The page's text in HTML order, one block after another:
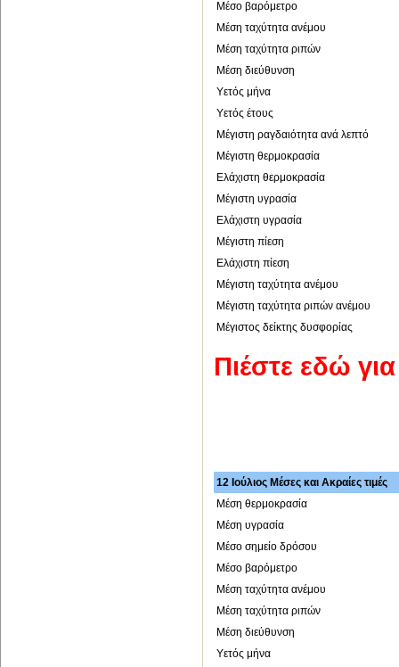
Μέσο βαρόμετρο
Μέση ταχύτητα ανέμου
Μέση ταχύτητα ριπών
Μέση διεύθυνση
Υετός μήνα
Υετός έτους
Μέγιστη ραγδαιότητα ανά λεπτό
Μέγιστη θερμοκρασία
Ελάχιστη θερμοκρασία
Μέγιστη υγρασία
Ελάχιστη υγρασία
Μέγιστη πίεση
Ελάχιστη πίεση
Μέγιστη ταχύτητα ανέμου
Μέγιστη ταχύτητα ριπών ανέμου
Μέγιστος δείκτης δυσφορίας
Πιέστε εδώ
12 Ιούλιος Μέσες και Ακραίες τιμές
Μέση θερμοκρασία
Μέση υγρασία
Μέσο σημείο δρόσου
Μέσο βαρόμετρο
Μέση ταχύτητα ανέμου
Μέση ταχύτητα ριπών
Μέση διεύθυνση
Υετός μήνα